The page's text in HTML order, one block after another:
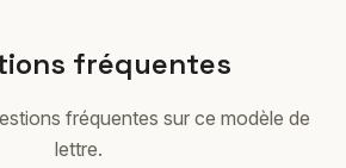
fréquentes
fréquentes sur ce modèle de
lettre.